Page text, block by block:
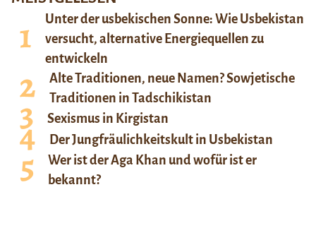
Unter der usbekischen Sonne: Wie Usbekistan
versucht, alternative Energiequellen zu
entwickeln
Alte Traditionen, neue Namen? Sowjetische
Traditionen in Tadschikistan
Sexismus in Kirgistan
Der Jungfräulichkeitskult in Usbekistan
Wer ist der Aga Khan und wofür ist er
bekannt?